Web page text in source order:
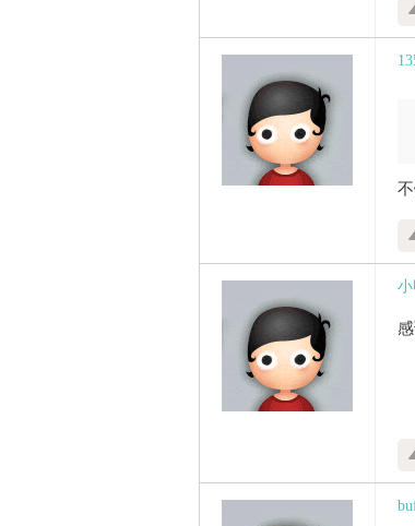
小